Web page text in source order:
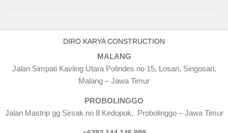
DIRO KARYA CONSTRUCTION
MALANG
Jalan Simpati Kavling Utara Polindes no 15, Losari, Singosari,
Malang – Jawa Timur
PROBOLINGGO
Jalan Mastrip gg Sirsak no 8 Kedopok, Probolinggo – Jawa Timur